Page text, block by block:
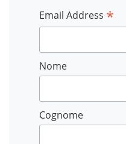
Email Address *
Nome
Cognome